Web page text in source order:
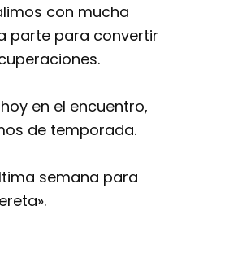
con mucha
parte para convertir
en el encuentro,
de temporada.
semana para